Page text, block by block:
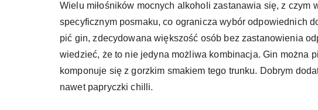
Wielu miłośników mocnych alkoholi zastanawia się, z czym
specyficznym posmaku, co ogranicza wybór odpowiednich
pić gin, zdecydowana większość osób bez zastanowienia
wiedzieć, że to nie jedyna możliwa kombinacja. Gin można
komponuje się z gorzkim smakiem tego trunku. Dobrym
nawet papryczki chilli.